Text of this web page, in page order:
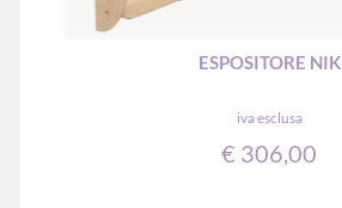
ESPOSITORE NIK
iva esclusa
€ 306,00